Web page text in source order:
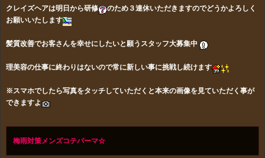
クレイズヘアは明日から研修
のため３連休いただきますのでどうかよろしく
お願いいたします
髪質改善でお客さんを幸せにしたいと願うスタッフ大募集中
理美容の仕事に終わりはないので常に新しい事に挑戦し続けます
※スマホでしたら写真をタッチしていただくと本来の画像を見ていただく事が
できますよ
梅雨対策メンズコテパーマ☆